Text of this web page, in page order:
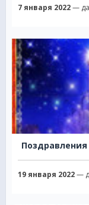
7 января 2022—
19 января 2022—